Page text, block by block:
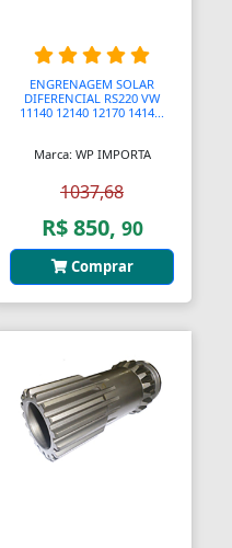
ENGRENAGEM SOLAR
DIFERENCIAL RS220 VW
11140 12140 12170 1414...
Marca: WP IMPORTA
1037,68
R$ 850, 90
Comprar